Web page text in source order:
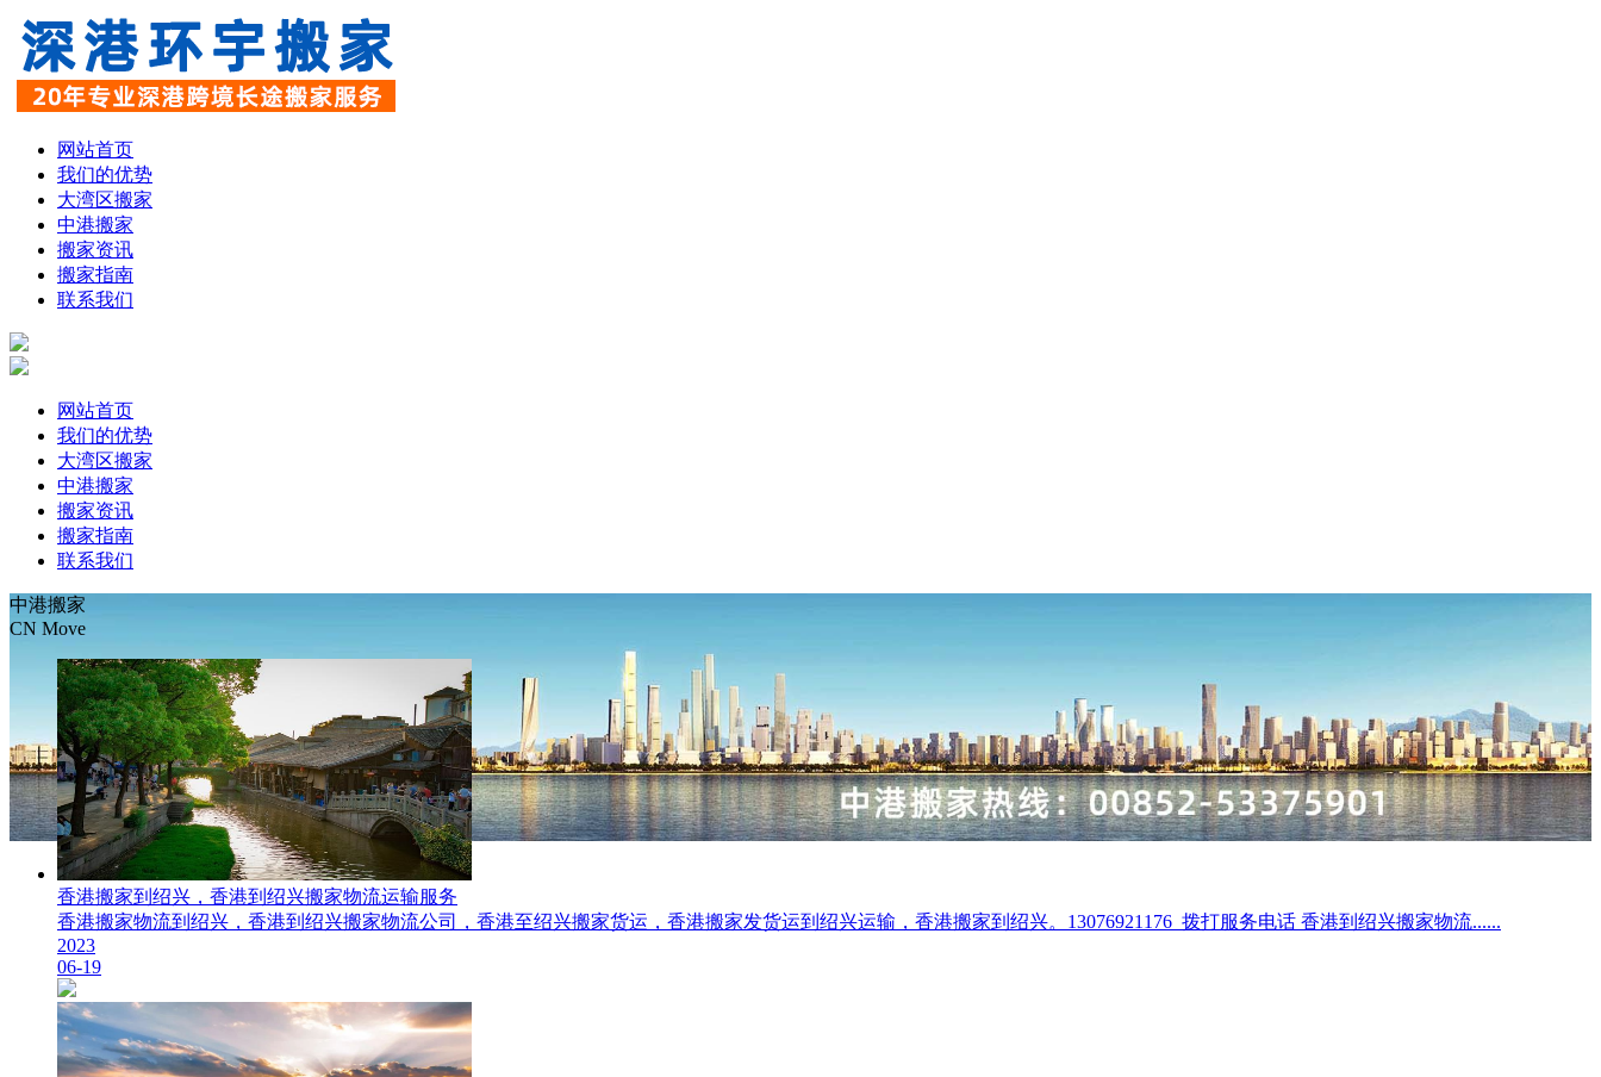
网站首页
我们的优势
大湾区搬家
中港搬家
搬家资讯
搬家指南
联系我们
网站首页
我们的优势
大湾区搬家
中港搬家
搬家资讯
搬家指南
联系我们
中港搬家
CN Move
香港搬家到绍兴，香港到绍兴搬家物流运输服务
​香港搬家物流到绍兴，香港到绍兴搬家物流公司，香港至绍兴搬家货运，香港搬家发货运到绍兴运输，香港搬家到绍兴。13076921176 拨打服务电话 香港到绍兴搬家物流......
2023
06-19